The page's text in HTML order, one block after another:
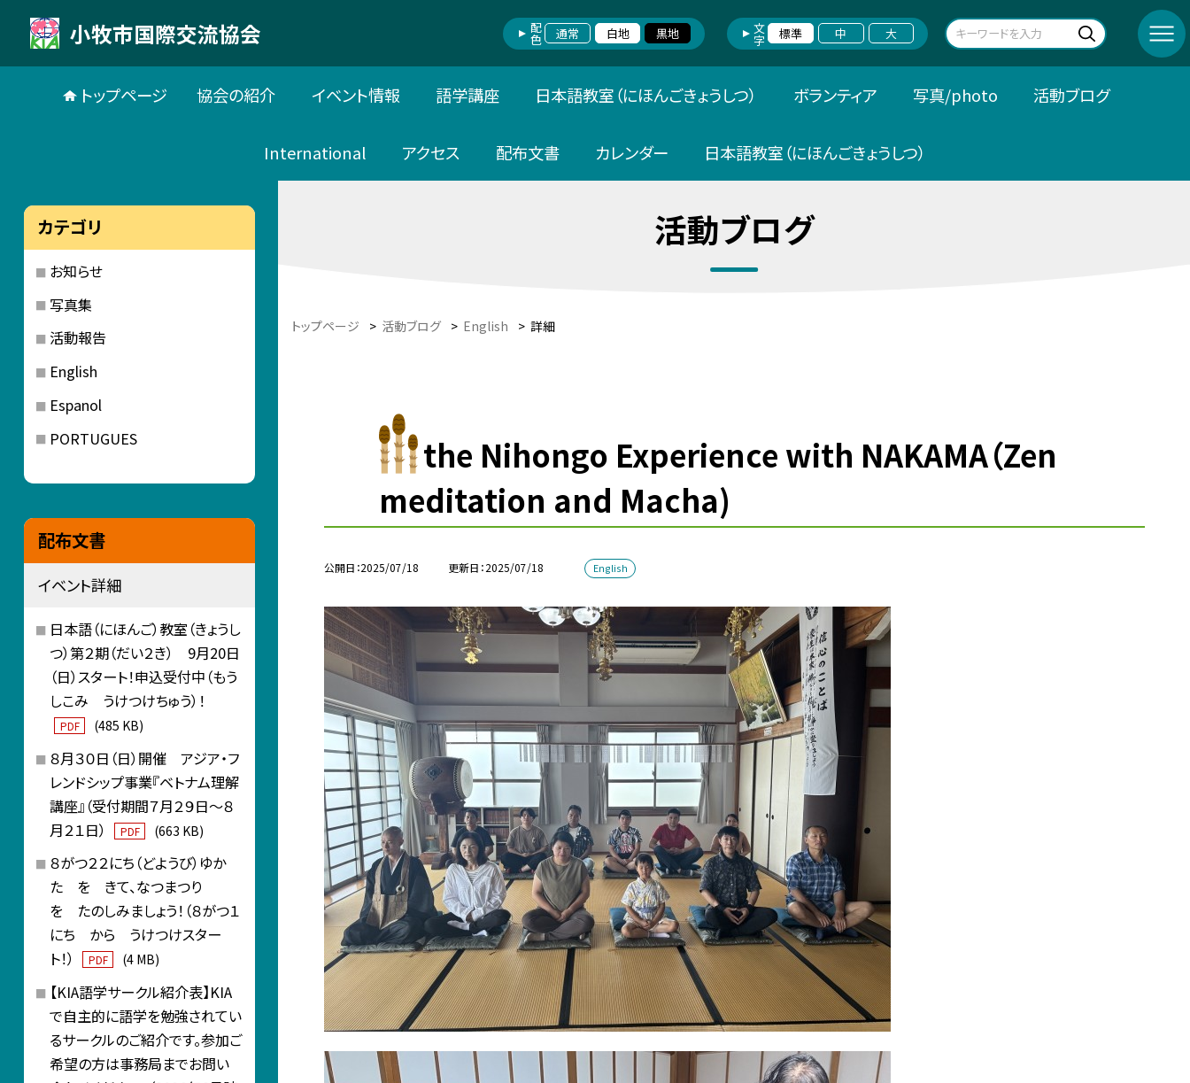
小牧市国際交流協会 配色 通常 白地 黒地 文字 標準 中 大
トップページ 協会の紹介 イベント情報 語学講座 日本語教室（にほんごきょうしつ） ボランティア 写真/photo 活動ブログ
International アクセス 配布文書 カレンダー 日本語教室（にほんごきょうしつ）
活動ブログ
トップページ > 活動ブログ > English > 詳細
the Nihongo Experience with NAKAMA（Zen
meditation and Macha)
公開日 2025/07/18 更新日 2025/07/18 English
カテゴリ
お知らせ
写真集
活動報告
English
Espanol
PORTUGUES
配布文書
イベント詳細
日本語（にほんご）教室（きょうし
つ）第２期（だい２き） 9月20日
（日）スタート！申込受付中（もう
しこみ うけつけちゅう）！
PDF (485 KB)
８月３０日（日）開催 アジア・フ
レンドシップ事業『ベトナム理解
講座』（受付期間７月２９日～８
月２１日）
PDF (663 KB)
８がつ２２にち（どようび）ゆか
た を きて、なつまつり
を たのしみましょう！（８がつ１
にち から うけつけスター
ト！）
PDF (4 MB)
【KIA語学サークル紹介表】KIA
で自主的に語学を勉強されてい
るサークルのご紹介です。参加ご
希望の方は事務局までお問い